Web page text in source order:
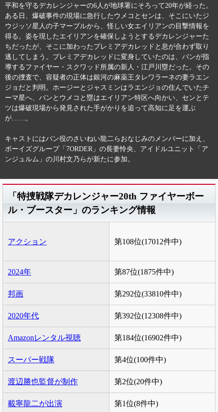
平和を守るデカレンジャーの6人が地球署にそろって20年が経った。
ある日、爆破事件の現場に急行したウメコとセンは、そこにいたジ
ウジッソ星人の子マープルから、怪しい女エイリアンの目撃情報を
得る。姿を現したエイリアンを確保しようとするデカレンジャーた
ちだったが、そこに加わったプレミアデカレッドと息が合わず取り
逃してしまう。プレミアデカレッドに変身していたのは、バンが指
導するファイヤー・スクワッド所属の新人・江戸川塁だった。その
後の捜査で、容疑者の正体は銀河の麻薬王タレワラーネの妻ラエン
ジョだと判明。ホージーとジャスミンはラエンジョの住んでいたチ
ーマ星へ、バンとウメコと塁はエイリアン特区へ向かい、センとテ
ツは爆破現場から発見された手がかりを追って高知に足を運ぶ
が……。
キャストにはバン役のさいねい龍二らおなじみのメンバーに加え、
ボーイズグループ「7ORDER」の長妻怜央、アイドルユニット「ア
ンジュルム」の川村文乃らが新たに参加。
「特捜戦隊デカレンジャー20th ファイヤーボー
ル・ブースター」のランキング情報
アクション 第108位(17012件中)
2024年 第87位(1875件中)
邦画 第292位(33810件中)
2020年代 第392位(12308件中)
Amazonレンタル視聴 第184位(16902件中)
スーパー戦隊 第4位(100件中)
渡辺勝也監督が制作 第2位(20件中)
載寧龍二が出演 第1位(8件中)